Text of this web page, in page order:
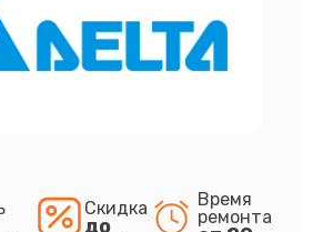
Скидка
до
Время
ремонта